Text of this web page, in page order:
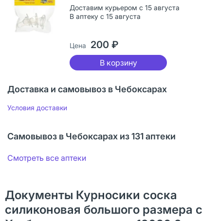
Доставим курьером с 15 августа
В аптеку с 15 августа
Цена 200 ₽
В корзину
Доставка и самовывоз в Чебоксарах
Условия доставки
Самовывоз в Чебоксарах из 131 аптеки
Смотреть все аптеки
Документы Курносики соска
силиконовая большого размера с